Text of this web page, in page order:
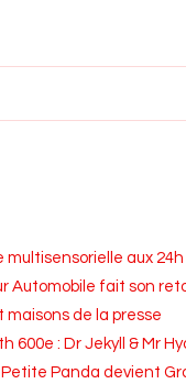
multisensorielle aux
Automobile fait son
maisons de la presse
600e : Dr Jekyll & Mr
Petite Panda devient